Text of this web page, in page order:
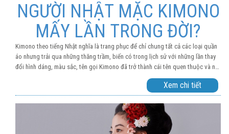
NGƯỜI NHẬT MẶC KIMONO
MẤY LẦN TRONG ĐỜI?
Kimono theo tiếng Nhật nghĩa là trang phục để chỉ chung tất cả các loại quần
áo nhưng trải qua những thăng trầm, biến có trong lịch sử với những lần thay
đổi hình dáng, màu sắc, tên gọi Kimono đã trở thành cái tên quen thuộc và nổi
tiếng toàn thế giới khi nói về trang phục người Nhật. Kimono không phải người
nào, lứa tuổi nào, tầng lớp xã hội nào cũng mặc như nhau mà sẽ có sự phân
biệt theo tuổi tác, tầng lớp xã hội và thậm chí theo từng mùa.
Xem chi tiết